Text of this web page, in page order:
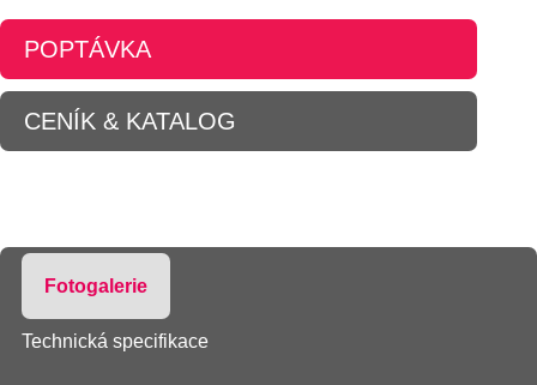
POPTÁVKA
CENÍK & KATALOG
Fotogalerie
Technická specifikace